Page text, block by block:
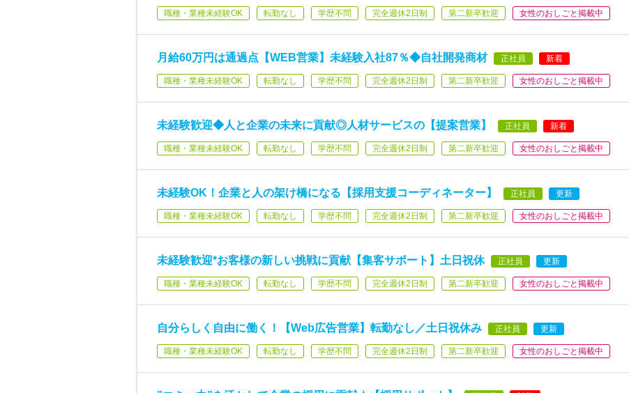
職種・業種未経験OK 転勤なし 学歴不問 完全週休2日制 第二新卒歓迎 女性のおしごと掲載中
月給60万円は通過点【WEB営業】未経験入社87％◆自社開発商材 正社員 新着
職種・業種未経験OK 転勤なし 学歴不問 完全週休2日制 第二新卒歓迎 女性のおしごと掲載中
未経験歓迎◆人と企業の未来に貢献◎人材サービスの【提案営業】 正社員 新着
職種・業種未経験OK 転勤なし 学歴不問 完全週休2日制 第二新卒歓迎 女性のおしごと掲載中
未経験OK！企業と人の架け橋になる【採用支援コーディネーター】 正社員 更新
職種・業種未経験OK 転勤なし 学歴不問 完全週休2日制 第二新卒歓迎 女性のおしごと掲載中
未経験歓迎*お客様の新しい挑戦に貢献【集客サポート】土日祝休 正社員 更新
職種・業種未経験OK 転勤なし 学歴不問 完全週休2日制 第二新卒歓迎 女性のおしごと掲載中
自分らしく自由に働く！【Web広告営業】転勤なし／土日祝休み 正社員 更新
職種・業種未経験OK 転勤なし 学歴不問 完全週休2日制 第二新卒歓迎 女性のおしごと掲載中